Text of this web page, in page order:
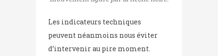
Les indicateurs techniques
peuvent néanmoins nous éviter
d’intervenir au pire moment.